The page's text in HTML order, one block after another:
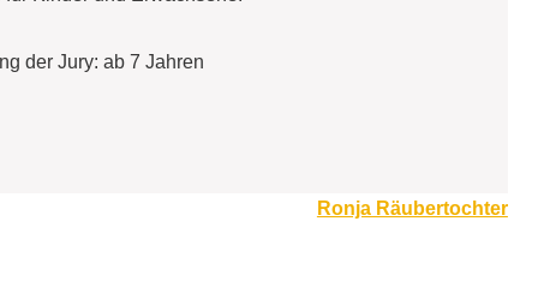
der Jury: ab 7 Jahren
Ronja Räubertochter